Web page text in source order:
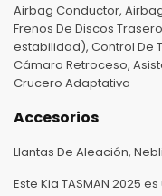
Airbag Conductor,
Frenos De Discos
estabilidad), Control De
Cámara Retroceso,
Crucero Adaptativa
Accesorios
Llantas De Aleación,
Este Kia TASMAN 2025